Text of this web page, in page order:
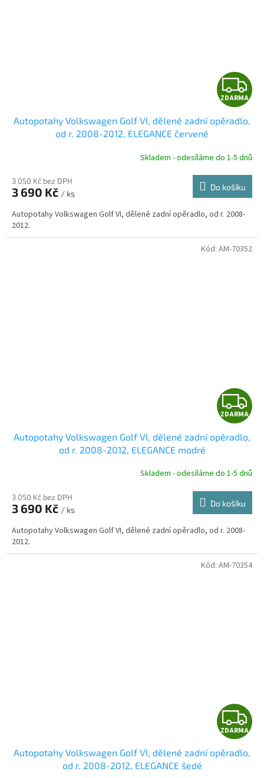
Z
D
R
ZDARMA
Autopotahy Volkswagen Golf VI, dělené zadní opěradlo,
od r. 2008-2012, ELEGANCE červené
Skladem - odesíláme do 1-5 dnů
3 050 Kč bez DPH
3 690 Kč / ks
Do košíku
Autopotahy Volkswagen Golf VI, dělené zadní opěradlo, od r. 2008-
2012.
Z
D
R
ZDARMA
Autopotahy Volkswagen Golf VI, dělené zadní opěradlo,
od r. 2008-2012, ELEGANCE modré
Skladem - odesíláme do 1-5 dnů
3 050 Kč bez DPH
3 690 Kč / ks
Do košíku
Autopotahy Volkswagen Golf VI, dělené zadní opěradlo, od r. 2008-
2012.
Kód: AM-70352
Z
D
ZDARMA
Autopotahy Volkswagen Golf VI, dělené zadní opěradlo,
od r. 2008-2012, ELEGANCE šedé
Kód: AM-70354